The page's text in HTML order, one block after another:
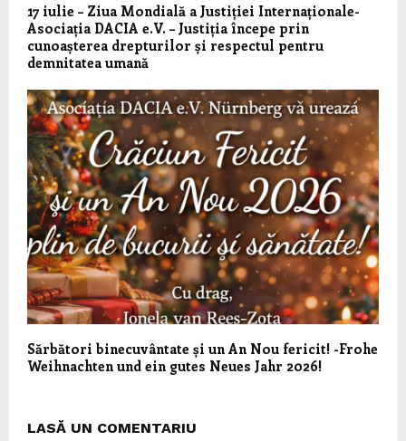
17 iulie – Ziua Mondială a Justiției Internaționale-
Asociația DACIA e.V. – Justiția începe prin
cunoașterea drepturilor și respectul pentru
demnitatea umană
Sărbători binecuvântate și un An Nou fericit! -Frohe
Weihnachten und ein gutes Neues Jahr 2026!
LASĂ UN COMENTARIU